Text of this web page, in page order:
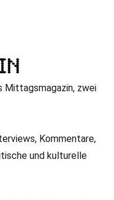
Mittagsmagazin, zwei
Kommentare,
und kulturelle